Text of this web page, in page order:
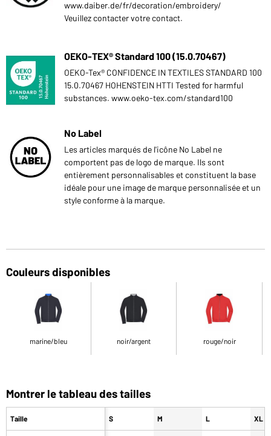
www.daiber.de/fr/decoration/embroidery/
Veuillez contacter votre contact.
OEKO-TEX® Standard 100 (15.0.70467)
OEKO-Tex® CONFIDENCE IN TEXTILES STANDARD 100
15.0.70467 HOHENSTEIN HTTI Tested for harmful
substances. www.oeko-tex.com/standard100
No Label
Les articles marqués de l'icône No Label ne
comportent pas de logo de marque. Ils sont
entièrement personnalisables et constituent la base
idéale pour une image de marque personnalisée et un
style conforme à la marque.
Couleurs disponibles
marine/bleu noir/argent rouge/noir
Montrer le tableau des tailles
Taille S M L XL